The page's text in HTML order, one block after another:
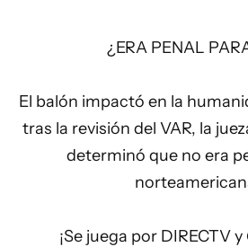
¿ERA PENAL
El balón impactó en la
tras la revisión del VAR, la
determinó que no era
¡Se juega por DIRECTV y